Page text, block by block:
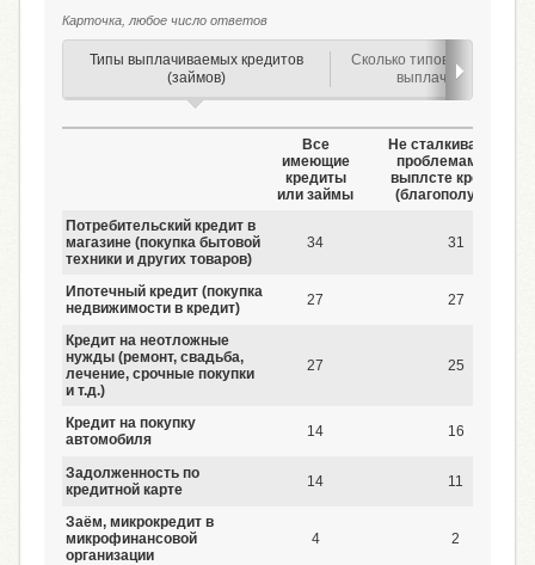
Карточка, любое число ответов
Типы выплачиваемых кредитов
(займов)
Сколько типов кредитов
выплачивает семья
Все
имеющие
кредиты
или займы
Не сталкивались с
проблемами при
выплсте кредитов
(благополучные)
Потребительский кредит в
магазине (покупка бытовой
техники и других товаров)
34 31
Ипотечный кредит (покупка
недвижимости в кредит)
27 27
Кредит на неотложные
нужды (ремонт, свадьба,
лечение, срочные покупки
и т.д.)
27 25
Кредит на покупку
автомобиля
14 16
Задолженность по
кредитной карте
14 11
Заём, микрокредит в
микрофинансовой
организации
4 2